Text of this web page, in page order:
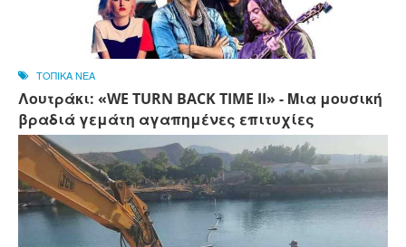
ΤΟΠΙΚΑ ΝΕΑ
Λουτράκι: «WE TURN BACK TIME II» - Μια μουσική
βραδιά γεμάτη αγαπημένες επιτυχίες